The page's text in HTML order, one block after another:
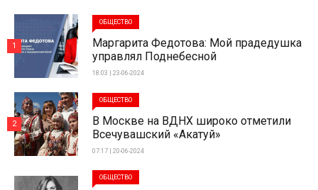
ОБЩЕСТВО
Маргарита Федотова: Мой прадедушка
управлял Поднебесной
18:03 | 23-06-2024
1
ОБЩЕСТВО
В Москве на ВДНХ широко отметили
Всечувашский «Акатуй»
07:17 | 20-06-2024
2
ОБЩЕСТВО